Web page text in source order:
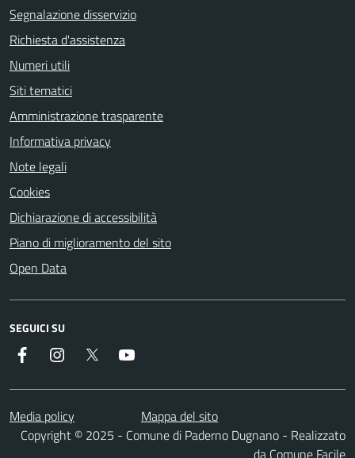
Segnalazione disservizio
Richiesta d'assistenza
Numeri utili
Siti tematici
Amministrazione trasparente
Informativa privacy
Note legali
Cookies
Dichiarazione di accessibilità
Piano di miglioramento del sito
Open Data
SEGUICI SU
Facebook InstagramTwitter
Media policy
Mappa del sito
Copyright © 2025 - Comune di Paderno Dugnano - Realizzato